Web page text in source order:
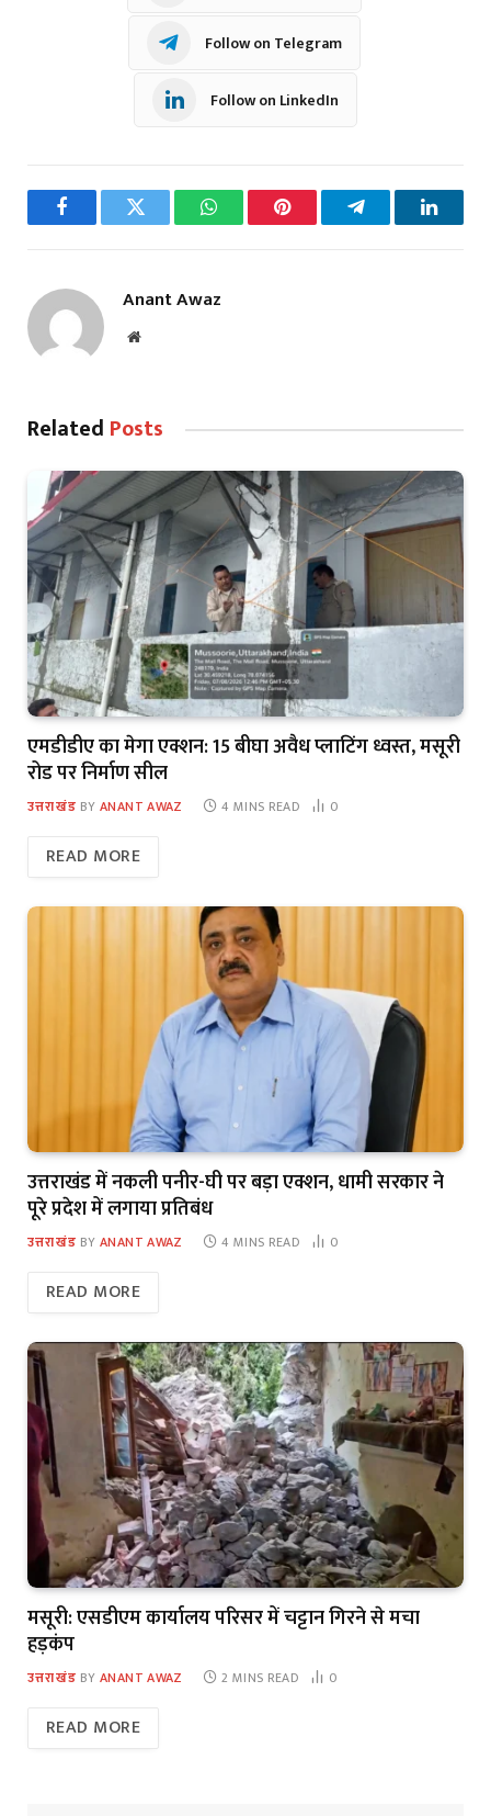
Follow on Telegram
Follow on LinkedIn
FacebookTwitter WhatsAppPinterest Telegram
Anant Awaz
Website
Related Posts
एमडीडीए का मेगा एक्शन: 15 बीघा अवैध प्लाटिंग ध्वस्त, मसूरी
रोड पर निर्माण सील
उत्तराखंड BY ANANT AWAZ 4 MINS READ 0
READ MORE
उत्तराखंड में नकली पनीर-घी पर बड़ा एक्शन, धामी सरकार ने
पूरे प्रदेश में लगाया प्रतिबंध
उत्तराखंड BY ANANT AWAZ 4 MINS READ 0
READ MORE
मसूरी: एसडीएम कार्यालय परिसर में चट्टान गिरने से मचा
हड़कंप
उत्तराखंड BY ANANT AWAZ 2 MINS READ 0
READ MORE